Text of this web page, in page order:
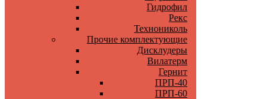
Гидрофил
Рекс
Технониколь
Прочие комплектующие
Дисклудеры
Вилатерм
Гернит
ПРП-40
ПРП-60